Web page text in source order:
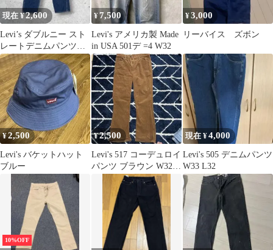
現在 ¥2,600
Levi’s ダブルニー スト
レートデニムパンツ
W30インディゴ
¥7,500
Levi's アメリカ製 Made
in USA 501デ =4 W32
¥3,000
リーバイス ズボン
¥2,500
Levi's バケットハット
ブルー
¥2,500
Levi's 517 コーデュロイ
パンツ ブラウン W32
現在 ¥4,000
Levi's 505 デニムパンツ
W33 L32
10%OFF